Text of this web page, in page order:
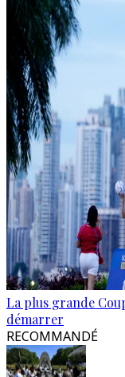
La plus grande
démarrer
RECOMMANDÉ